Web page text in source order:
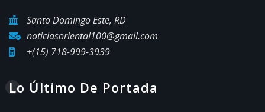
Santo Domingo Este, RD
noticiasoriental100@gmail.com
+(15) 718-999-3939
Lo Último De Portada